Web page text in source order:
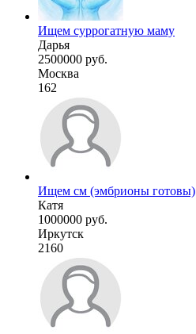
Ищем суррогатную маму
Дарья
2500000 руб.
Москва
162
Ищем см (эмбрионы готовы)
Катя
1000000 руб.
Иркутск
2160